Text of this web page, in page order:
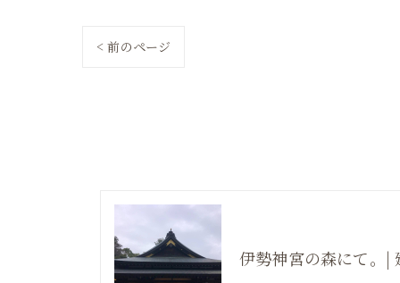
< 前のページ
伊勢神宮の森にて。|